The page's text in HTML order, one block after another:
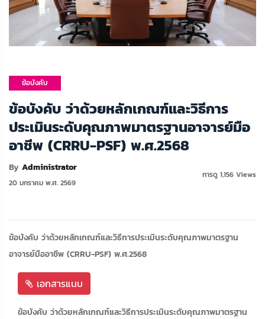
ข้อบังคับ
ข้อบังคับ ว่าด้วยหลักเกณฑ์และวิธีการ
ประเมินระดับคุณภาพมาตรฐานอาจารย์มือ
อาชีพ (CRRU-PSF) พ.ศ.2568
By Administrator
20 มกราคม พ.ศ. 2569
การดู 1,156 Views
ข้อบังคับ ว่าด้วยหลักเกณฑ์และวิธีการประเมินระดับคุณภาพมาตรฐาน
อาจารย์มืออาชีพ (CRRU-PSF) พ.ศ.2568
เอกสารแนบ
ข้อบังคับ ว่าด้วยหลักเกณฑ์และวิธีการประเมินระดับคุณภาพมาตรฐาน